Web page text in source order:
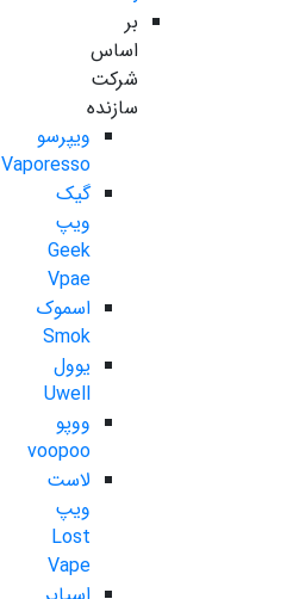
بر
اساس
شرکت
سازنده
ویپرسو
Vaporesso
گیک
ویپ
Geek
Vpae
اسموک
Smok
یوول
Uwell
ووپو
voopoo
لاست
ویپ
Lost
Vape